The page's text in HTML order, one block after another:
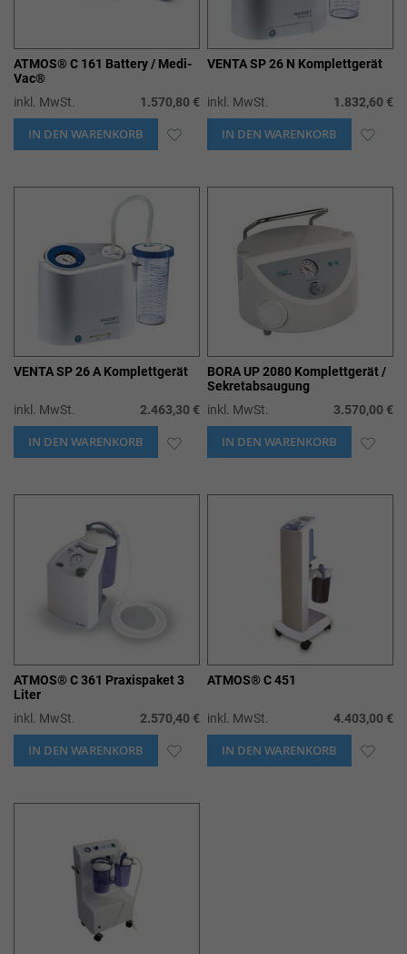
ATMOS® C 161 Battery / Medi-
Vac®
inkl. MwSt.
1.570,80 €
IN DEN WARENKORB ZUR
VENTA SP 26 N Komplettgerät
inkl. MwSt. 1.832,60 €
IN DEN WARENKORB ZUR
VENTA SP 26 A Komplettgerät
inkl. MwSt. 2.463,30 €
IN DEN WARENKORB ZUR
BORA UP 2080 Komplettgerät /
Sekretabsaugung
inkl. MwSt.
3.570,00 €
IN DEN WARENKORB ZUR
ATMOS® C 361 Praxispaket 3
Liter
inkl. MwSt.
2.570,40 €
IN DEN WARENKORB ZUR
ATMOS® C 451
inkl. MwSt. 4.403,00 €
IN DEN WARENKORB ZUR